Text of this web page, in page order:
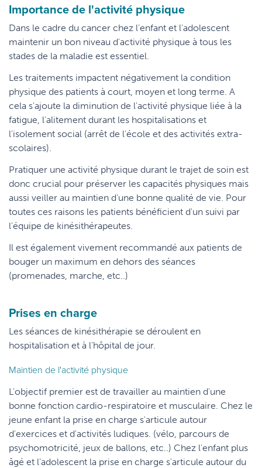
Importance de l'activité physique
Dans le cadre du cancer chez l'enfant et l'adolescent
maintenir un bon niveau d'activité physique à tous les
stades de la maladie est essentiel.
Les traitements impactent négativement la condition
physique des patients à court, moyen et long terme. A
cela s'ajoute la diminution de l'activité physique liée à la
fatigue, l'alitement durant les hospitalisations et
l'isolement social (arrêt de l'école et des activités extra-
scolaires).
Pratiquer une activité physique durant le trajet de soin est
donc crucial pour préserver les capacités physiques mais
aussi veiller au maintien d'une bonne qualité de vie. Pour
toutes ces raisons les patients bénéficient d'un suivi par
l'équipe de kinésithérapeutes.
Il est également vivement recommandé aux patients de
bouger un maximum en dehors des séances
(promenades, marche, etc..)
Prises en charge
Les séances de kinésithérapie se déroulent en
hospitalisation et à l’hôpital de jour.
Maintien de l'activité physique
L'objectif premier est de travailler au maintien d'une
bonne fonction cardio-respiratoire et musculaire. Chez le
jeune enfant la prise en charge s'articule autour
d'exercices et d'activités ludiques. (vélo, parcours de
psychomotricité, jeux de ballons, etc..) Chez l'enfant plus
âgé et l'adolescent la prise en charge s'articule autour du